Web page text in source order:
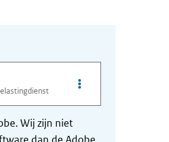
Opties van bestand
Wij zijn niet